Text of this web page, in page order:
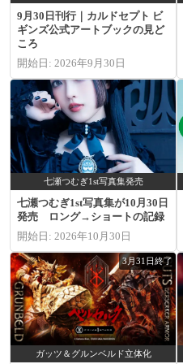
9月30日刊行｜カルドセプト ビ
ギンズ公式アートブックの見ど
ころ
開始日: 2026年9月30日
七瀬つむぎ1st写真集発売
七瀬つむぎ1st写真集が10月30日
発売 ロング→ショートの記録
開始日: 2026年10月30日
3月31日終了
ガッツ＆グルンベルド立体化